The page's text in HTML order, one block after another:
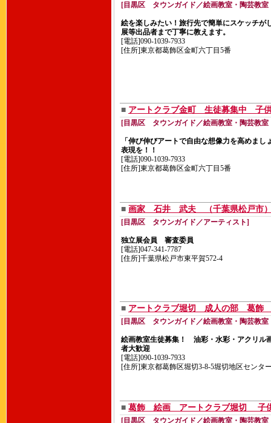
[目黒区 タウンガイド／絵画教室・陶芸教室
絵を楽しみたい！旅行先で簡単にスケッチ
展等出品者まで丁寧に教えます。
[電話]090-1039-7933
[住所]東京都葛飾区金町六丁目5番
■ アートクラブ金町 生徒募集中
[目黒区 タウンガイド／絵画教室・陶芸教室
「伸び伸びアートで自由な想像力を高めま
表現を！！
[電話]090-1039-7933
[住所]東京都葛飾区金町六丁目5番
■ 画家 石井 武夫 （千葉県松戸市
[目黒区 タウンガイド／アーティスト]
独立展会員 審査委員
[電話]047-341-7787
[住所]千葉県松戸市東平賀572-4
■ アートクラブ堀切 成人の部
[目黒区 タウンガイド／絵画教室・陶芸教室
絵画教室生徒募集！ 油彩・水彩・アクリル
者大歓迎
[電話]090-1039-7933
[住所]東京都葛飾区堀切3-8-5堀切地区センタ
■ 葛飾 絵画 アートクラブ堀切
[目黒区 タウンガイド／絵画教室・陶芸教室